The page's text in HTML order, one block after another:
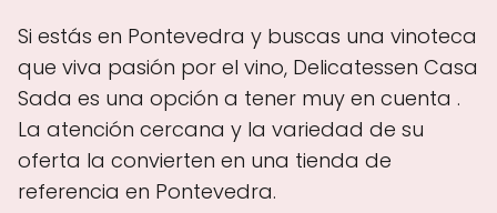
Si estás en Pontevedra y buscas una vinoteca
que viva pasión por el vino, Delicatessen Casa
Sada es una opción a tener muy en cuenta .
La atención cercana y la variedad de su
oferta la convierten en una tienda de
referencia en Pontevedra.